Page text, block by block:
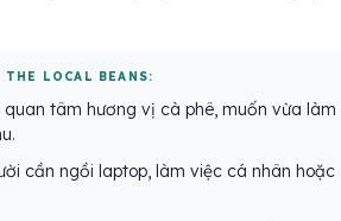
LOCAL BEANS:
quan tâm hương vị cà phê, muốn vừa làm
cần ngồi laptop, làm việc cá nhân hoặc